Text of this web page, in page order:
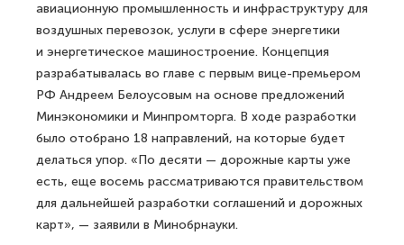
авиационную промышленность и инфраструктуру для
воздушных перевозок, услуги в сфере энергетики
и энергетическое машиностроение. Концепция
разрабатывалась во главе с первым вице-премьером
РФ Андреем Белоусовым на основе предложений
Минэкономики и Минпромторга. В ходе разработки
было отобрано 18 направлений, на которые будет
делаться упор. «По десяти — дорожные карты уже
есть, еще восемь рассматриваются правительством
для дальнейшей разработки соглашений и дорожных
карт», — заявили в Минобрнауки.